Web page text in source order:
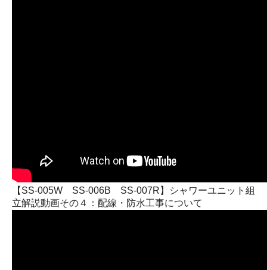
【SS-005W SS-006B SS-007R】シャワーユニット組
立解説動画その４：配線・防水工事について